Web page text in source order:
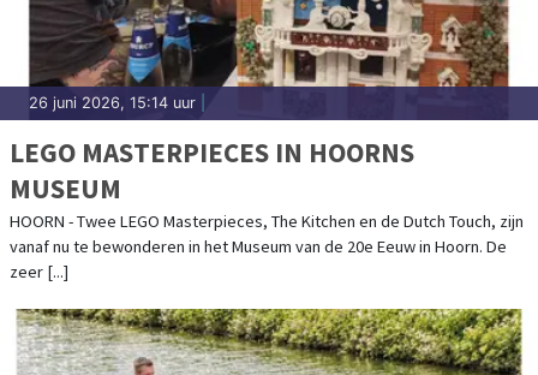
26 juni 2026, 15:14 uur
LEGO MASTERPIECES IN HOORNS
MUSEUM
HOORN - Twee LEGO Masterpieces, The Kitchen en de Dutch Touch, zijn
vanaf nu te bewonderen in het Museum van de 20e Eeuw in Hoorn. De
zeer [...]